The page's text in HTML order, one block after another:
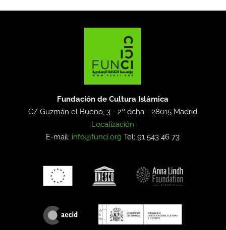
Fundación de Cultura Islámica
C/ Guzmán el Bueno, 3 - 2º dcha -28015 Madrid
Localización
E-mail: info@funci.org Tel: 91 543 46 73